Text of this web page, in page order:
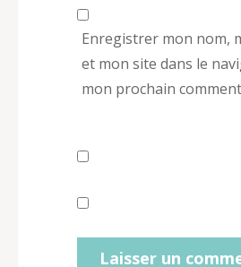
Enregistrer mon nom,
et mon site dans le
mon prochain